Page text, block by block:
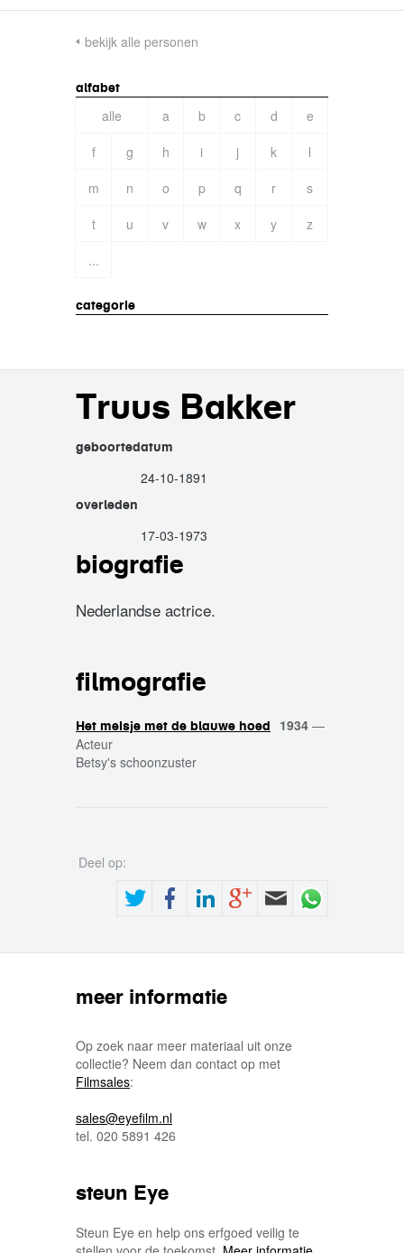
bekijk alle personen
alfabet
alle a b c d
e
f
g h i j k
l
m
n o p q r
s
t
u v w x y
z
...
categorie
Truus Bakker
geboortedatum
24-10-1891
overleden
17-03-1973
biografie
Nederlandse actrice.
filmografie
Het meisje met de blauwe hoed 1934 —
Acteur
Betsy's schoonzuster
Deel op:
meer informatie
Op zoek naar meer materiaal uit onze
collectie? Neem dan contact op met
Filmsales:
sales@eyefilm.nl
tel. 020 5891 426
steun Eye
Steun Eye en help ons erfgoed veilig te